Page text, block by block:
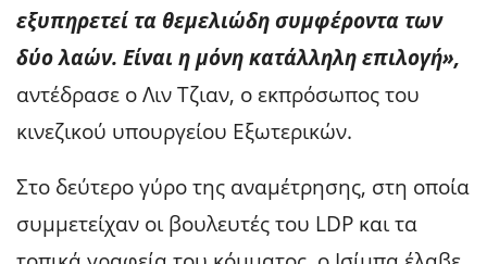
εξυπηρετεί τα θεμελιώδη συμφέροντα των
δύο λαών. Είναι η μόνη κατάλληλη επιλογή»,
αντέδρασε ο Λιν Τζιαν, ο εκπρόσωπος του
κινεζικού υπουργείου Εξωτερικών.
Στο δεύτερο γύρο της αναμέτρησης, στη οποία
συμμετείχαν οι βουλευτές του LDP και τα